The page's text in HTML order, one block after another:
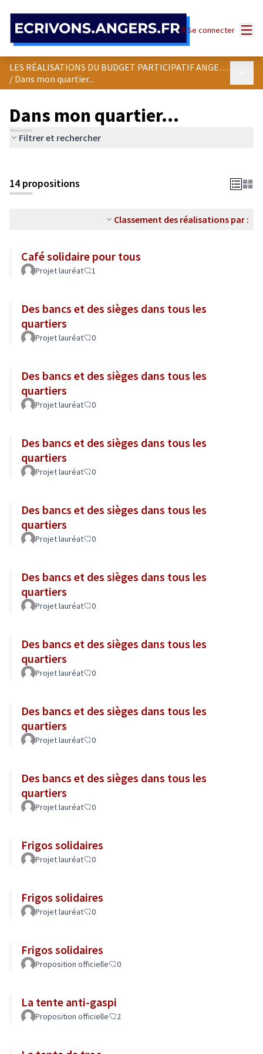
Se connecter
LES RÉALISATIONS DU BUDGET PARTICIPATIF ANGEVIN
/ Dans mon quartier...
Dans mon quartier...
Filtrer et rechercher
+
−
14 propositions
Classement des réalisations par :
Café solidaire pour tous
Projet lauréat 1
Des bancs et des sièges dans tous les
quartiers
Projet lauréat 0
Des bancs et des sièges dans tous les
quartiers
Projet lauréat 0
Des bancs et des sièges dans tous les
quartiers
Projet lauréat 0
Des bancs et des sièges dans tous les
quartiers
Projet lauréat 0
Des bancs et des sièges dans tous les
quartiers
Projet lauréat 0
Des bancs et des sièges dans tous les
quartiers
Projet lauréat 0
Des bancs et des sièges dans tous les
quartiers
Projet lauréat 0
Des bancs et des sièges dans tous les
quartiers
Projet lauréat 0
Frigos solidaires
Projet lauréat 0
Frigos solidaires
Projet lauréat 0
Frigos solidaires
Proposition officielle 0
La tente anti-gaspi
Proposition officielle 2